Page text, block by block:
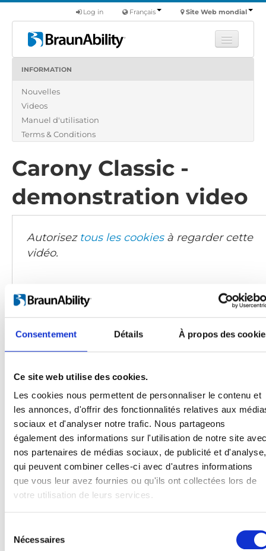
Consentement Détails À propos des
Ce site web utilise des cookies.
Les cookies nous permettent de personnaliser le contenu et
les annonces, d'offrir des fonctionnalités relatives aux
sociaux et d'analyser notre trafic. Nous partageons
également des informations sur l'utilisation de notre site
nos partenaires de médias sociaux, de publicité et d'analyse,
qui peuvent combiner celles-ci avec d'autres informations
que vous leur avez fournies ou qu'ils ont collectées lors de
votre utilisation de leurs services.
Nécessaires
Site Web mondial
Français
Log in
Produits
Nous
Trouver un revendeur
INFORMATION
Nouvelles
Videos
Manuel d'utilisation
Terms & Conditions
Carony Classic -
demonstration video
Autorisez tous les cookiesà regarder cette
vidéo.
Produits
Carony
Turny Evo
Turny Low Vehicle
Chair Topper
Carospeed Classic
Produits